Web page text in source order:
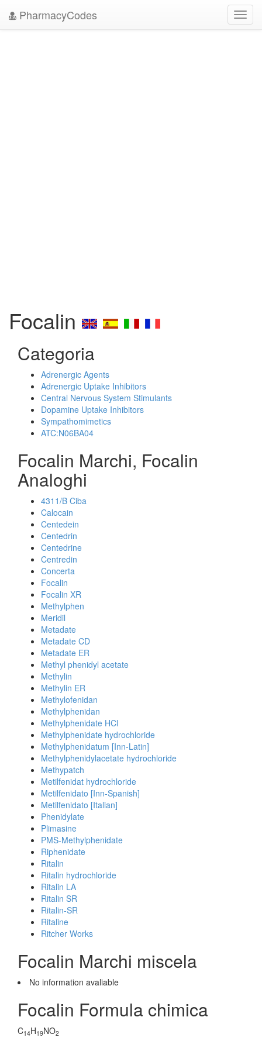
PharmacyCodes
Focalin
Categoria
Adrenergic Agents
Adrenergic Uptake Inhibitors
Central Nervous System Stimulants
Dopamine Uptake Inhibitors
Sympathomimetics
ATC:N06BA04
Focalin Marchi, Focalin
Analoghi
4311/B Ciba
Calocain
Centedein
Centedrin
Centedrine
Centredin
Concerta
Focalin
Focalin XR
Methylphen
Meridil
Metadate
Metadate CD
Metadate ER
Methyl phenidyl acetate
Methylin
Methylin ER
Methylofenidan
Methylphenidan
Methylphenidate HCl
Methylphenidate hydrochloride
Methylphenidatum [Inn-Latin]
Methylphenidylacetate hydrochloride
Methypatch
Metilfenidat hydrochloride
Metilfenidato [Inn-Spanish]
Metilfenidato [Italian]
Phenidylate
Plimasine
PMS-Methylphenidate
Riphenidate
Ritalin
Ritalin hydrochloride
Ritalin LA
Ritalin SR
Ritalin-SR
Ritaline
Ritcher Works
Focalin Marchi miscela
No information avaliable
Focalin Formula chimica
C14H19NO2